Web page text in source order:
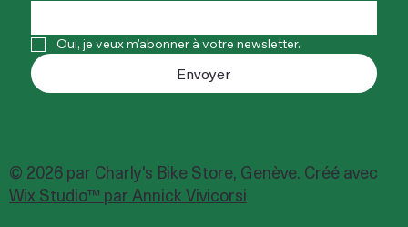
Oui, je veux m'abonner à votre newsletter.
Envoyer
© 2026 par Charly's Bike Store, Genève. Créé avec
Wix Studio™ par Annick Vivicorsi